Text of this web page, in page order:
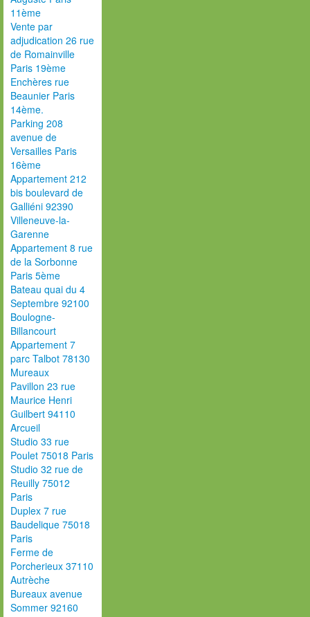
11ème
Vente par
adjudication 26 rue
de Romainville
Paris 19ème
Enchères rue
Beaunier Paris
14ème.
Parking 208
avenue de
Versailles Paris
16ème
Appartement 212
bis boulevard de
Galliéni 92390
Villeneuve-la-
Garenne
Appartement 8 rue
de la Sorbonne
Paris 5ème
Bateau quai du 4
Septembre 92100
Boulogne-
Billancourt
Appartement 7
parc Talbot 78130
Mureaux
Pavillon 23 rue
Maurice Henri
Guilbert 94110
Arcueil
Studio 33 rue
Poulet 75018 Paris
Studio 32 rue de
Reuilly 75012
Paris
Duplex 7 rue
Baudelique 75018
Paris
Ferme de
Porcherieux 37110
Autrèche
Bureaux avenue
Sommer 92160